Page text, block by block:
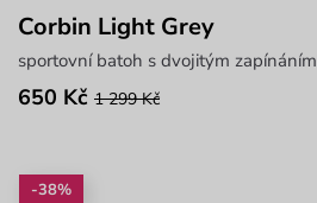
Corbin Light Grey
sportovní batoh s dvojitým zapínáním
650 Kč 1 299 Kč
-38%